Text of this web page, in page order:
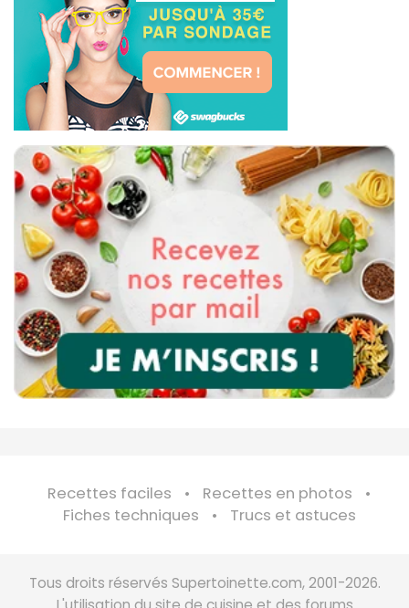
Recettes faciles
Recettes en photos
Fiches techniques
Trucs et astuces
Tous droits réservés Supertoinette.com, 2001-2026.